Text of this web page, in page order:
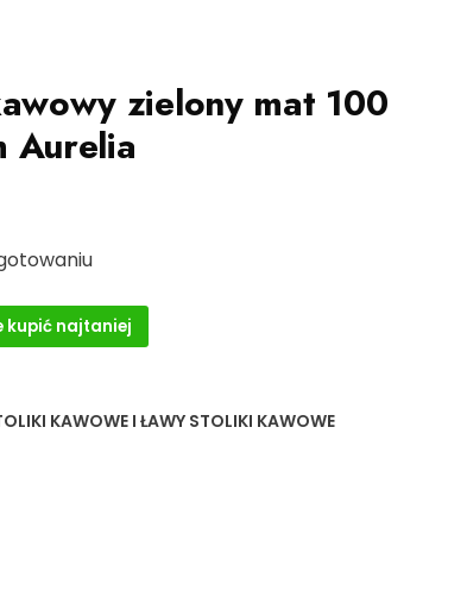
zielony mat 100
Aurelia
kupić najtaniej
KAWOWE I ŁAWY STOLIKI KAWOWE